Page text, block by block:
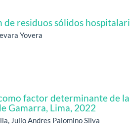
residuos sólidos
Yovera
factor determinante de
Gamarra, Lima, 2022
Julio Andres Palomino Silva